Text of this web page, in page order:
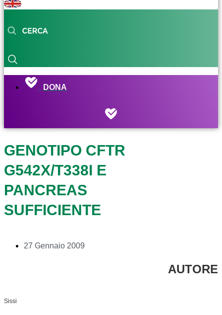
DONA
GENOTIPO CFTR
G542X/T338I E
PANCREAS
SUFFICIENTE
27 Gennaio 2009
AUTORE
Sissi